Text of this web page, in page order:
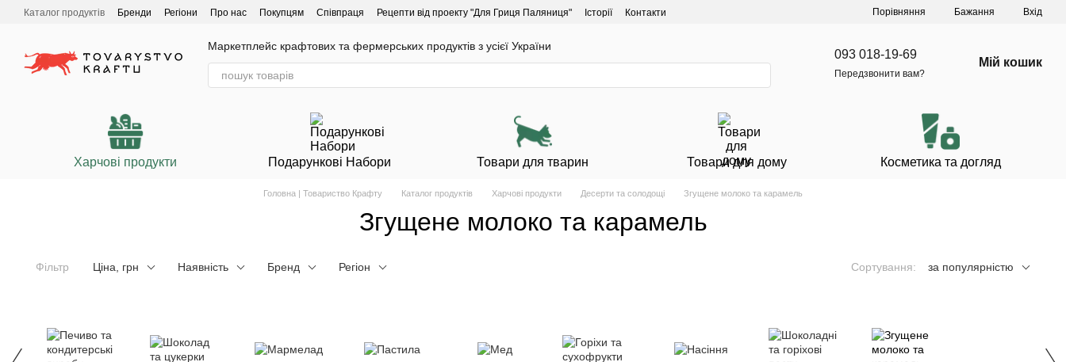
Перейти до основного контенту
Каталог продуктів Бренди Регіони Про нас Покупцям Співпраця Рецепти від проекту "Для Гриця Паляниця" Історії Контакти Порівняння Бажання Вхід
Маркетплейс крафтових та фермерських продуктів з усієї України
093 018-19-69
Передзвонити вам?
Мій кошик
Харчові продукти Подарункові Набори Товари для тварин Товари для дому Косметика та догляд
Головна | Товариство Крафту Каталог продуктів Харчові продукти Десерти та солодощі Згущене молоко та карамель
Згущене молоко та карамель
Фільтр Ціна, грн Наявність Бренд Регіон Сортування: за популярністю